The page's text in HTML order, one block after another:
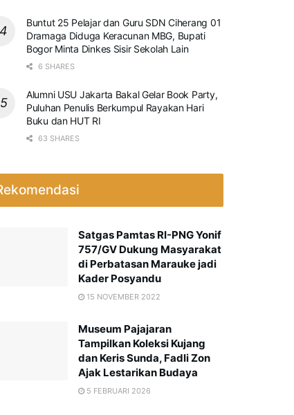
Buntut 25 Pelajar dan Guru SDN Ciherang 01
Dramaga Diduga Keracunan MBG, Bupati
Bogor Minta Dinkes Sisir Sekolah Lain
6 SHARES
Alumni USU Jakarta Bakal Gelar Book Party,
Puluhan Penulis Berkumpul Rayakan Hari
Buku dan HUT RI
63 SHARES
Satgas Pamtas RI-PNG Yonif
757/GV Dukung Masyarakat
di Perbatasan Marauke jadi
Kader Posyandu
15 NOVEMBER 2022
Museum Pajajaran
Tampilkan Koleksi Kujang
dan Keris Sunda, Fadli Zon
Ajak Lestarikan Budaya
5 FEBRUARI 2026